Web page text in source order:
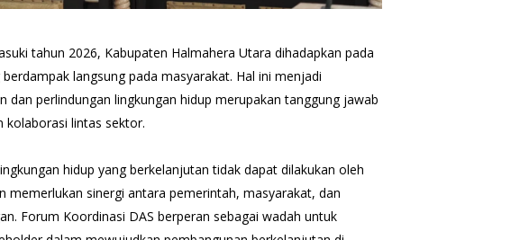
tahun 2026, Kabupaten Halmahera Utara dihadapkan pada
langsung pada masyarakat. Hal ini menjadi
dan perlindungan lingkungan hidup merupakan tanggung jawab
kolaborasi lintas sektor.
hidup yang berkelanjutan tidak dapat dilakukan oleh
memerlukan sinergi antara pemerintah, masyarakat, dan
Forum Koordinasi DAS berperan sebagai wadah untuk